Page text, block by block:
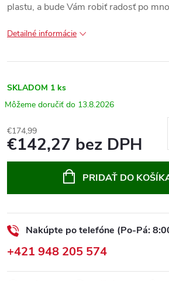
plastu, a bude Vám robiť radosť po
Detailné informácie
SKLADOM 1 ks
13.8.2026
€174,99
€142,27 bez DPH
PRIDAŤ DO
Nakúpte po telefóne (Po-Pá:
+421 948 205 574